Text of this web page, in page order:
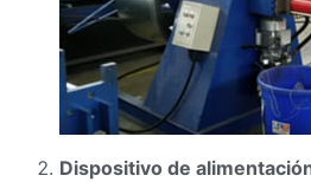
Dispositivo de